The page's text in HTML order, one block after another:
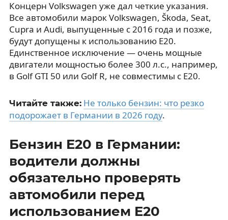
Концерн Volkswagen уже дал четкие указания.
Все автомобили марок Volkswagen, Škoda, Seat,
Cupra и Audi, выпущенные с 2016 года и позже,
будут допущены к использованию E20.
Единственное исключение — очень мощные
двигатели мощностью более 300 л.с., например,
в Golf GTI 50 или Golf R, не совместимы с E20.
Читайте также: Не только бензин: что резко
подорожает в Германии в 2026 году.
Бензин E20 в Германии:
водители должны
обязательно проверять
автомобили перед
использованием E20